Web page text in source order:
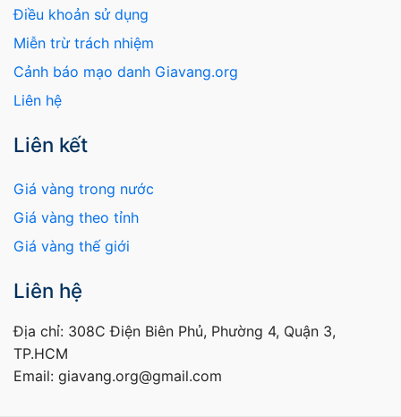
Điều khoản sử dụng
Miễn trừ trách nhiệm
Cảnh báo mạo danh Giavang.org
Liên hệ
Liên kết
Giá vàng trong nước
Giá vàng theo tỉnh
Giá vàng thế giới
Liên hệ
Địa chỉ: 308C Điện Biên Phủ, Phường 4, Quận 3,
TP.HCM
Email: giavang.org@gmail.com